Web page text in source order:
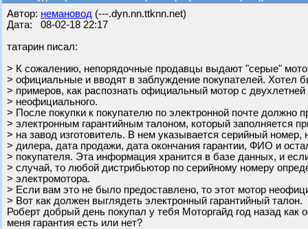
Автор: немановод (---.dyn.nn.ttknn.net)
Дата: 08-02-18 22:17
татарин писал:
> К сожалению, непорядочные продавцы выдают "серые"
> официальные и вводят в заблуждение покупателей. Хотел
> примеров, как распознать официальный мотор с двухлетней
> неофициального.
> После покупки к покупателю по электронной почте должно
> электронным гарантийным талоном, который заполняется
> на завод изготовитель. В нем указывается серийный
> дилера, дата продажи, дата окончания гарантии, ФИО и
> покупателя. Эта информация хранится в базе данных, и
> случай, то любой дистрибьютор по серийному номеру
> электромотора.
> Если вам это не было предоставлено, то этот мотор
> Вот как должен выглядеть электронный гарантийный талон.
Роберт добрый день покупал у тебя Моторгайд год назад
меня гарантия есть или нет?